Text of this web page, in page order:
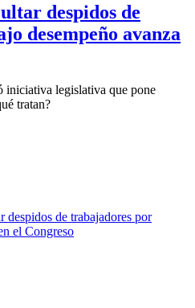
despidos de
desempeño avanza
iniciativa legislativa que pone
tratan?